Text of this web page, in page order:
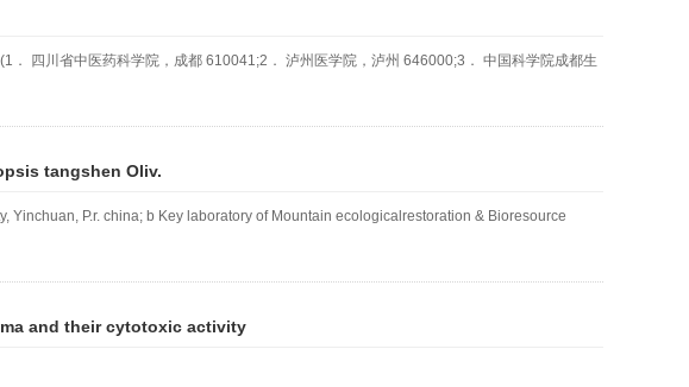
四川省中医药科学院，成都 610041;2． 泸州医学院，泸州 646000;3． 中国科学院成都生
tangshen Oliv.
P.r. china; b Key laboratory of Mountain ecologicalrestoration & Bioresource
and their cytotoxic activity